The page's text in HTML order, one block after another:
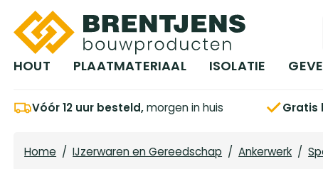
Ga naar hoofdinhoud
HOUT PLAATMATERIAAL ISOLATIE
Vóór 12 uur besteld,morgen in huis Gratis
Home / IJzerwaren en Gereedschap / Ankerwerk /